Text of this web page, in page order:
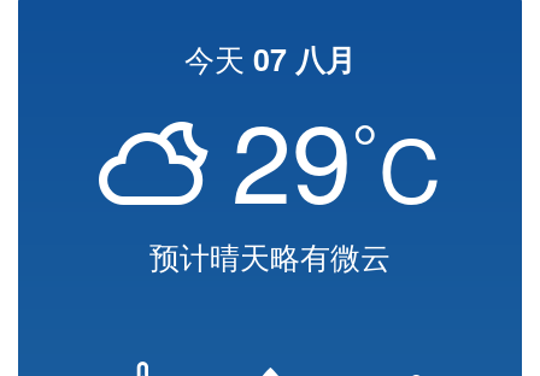
今天 07 八月
29°C
预计晴天略有微云